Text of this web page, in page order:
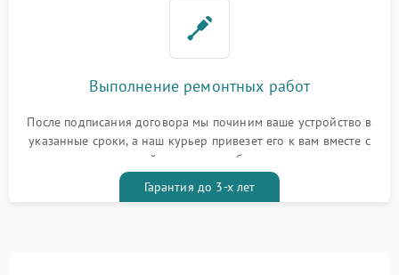
Выполнение ремонтных работ
После подписания договора мы починим ваше устройство в
указанные сроки, а наш курьер привезет его к вам вместе с
гарантийным талоном бесплатно
Гарантия до 3-х лет